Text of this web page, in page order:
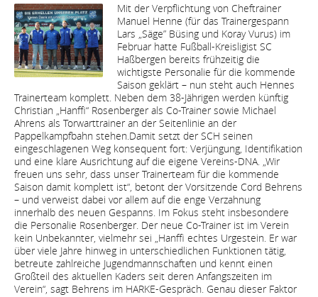
Mit der Verpflichtung von Cheftrainer
Manuel Henne (für das Trainergespann
Lars „Säge” Büsing und Koray Vurus) im
Februar hatte Fußball-Kreisligist SC
Haßbergen bereits frühzeitig die
wichtigste Personalie für die kommende
Saison geklärt – nun steht auch Hennes
Trainerteam komplett. Neben dem 38-Jährigen werden künftig
Christian „Hanffi“ Rosenberger als Co-Trainer sowie Michael
Ahrens als Torwarttrainer an der Seitenlinie an der
Pappelkampfbahn stehen.Damit setzt der SCH seinen
eingeschlagenen Weg konsequent fort: Verjüngung, Identifikation
und eine klare Ausrichtung auf die eigene Vereins-DNA. „Wir
freuen uns sehr, dass unser Trainerteam für die kommende
Saison damit komplett ist“, betont der Vorsitzende Cord Behrens
– und verweist dabei vor allem auf die enge Verzahnung
innerhalb des neuen Gespanns. Im Fokus steht insbesondere
die Personalie Rosenberger. Der neue Co-Trainer ist im Verein
kein Unbekannter, vielmehr sei „Hanffi echtes Urgestein. Er war
über viele Jahre hinweg in unterschiedlichen Funktionen tätig,
betreute zahlreiche Jugendmannschaften und kennt einen
Großteil des aktuellen Kaders seit deren Anfangszeiten im
Verein“, sagt Behrens im HARKE-Gespräch. Genau dieser Faktor